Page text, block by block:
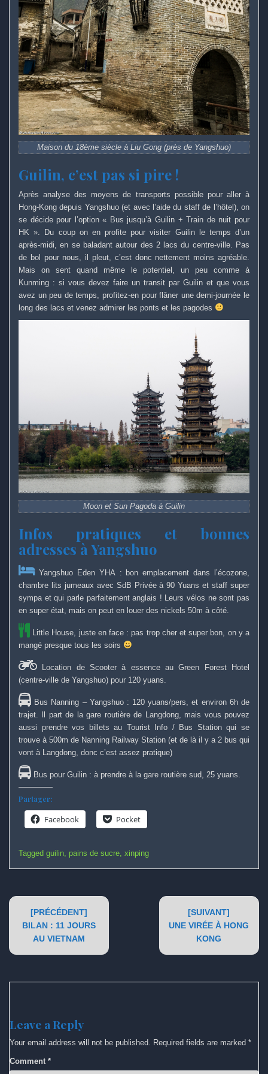
Maison du 18ème siècle à Liu Gong (près de Yangshuo)
Guilin, c’est pas si pire !
Après analyse des moyens de transports possible pour aller à
Hong-Kong depuis Yangshuo (et avec l’aide du staff de l’hôtel), on
se décide pour l’option « Bus jusqu’à Guilin + Train de nuit pour
HK ». Du coup on en profite pour visiter Guilin le temps d’un
après-midi, en se baladant autour des 2 lacs du centre-ville. Pas
de bol pour nous, il pleut, c’est donc nettement moins agréable.
Mais on sent quand même le potentiel, un peu comme à
Kunming : si vous devez faire un transit par Guilin et que vous
avez un peu de temps, profitez-en pour flâner une demi-journée le
long des lacs et venez admirer les ponts et les pagodes
Moon et Sun Pagoda à Guilin
Infos pratiques et bonnes
adresses à Yangshuo
Yangshuo Eden YHA : bon emplacement dans l’écozone,
chambre lits jumeaux avec SdB Privée à 90 Yuans et staff super
sympa et qui parle parfaitement anglais ! Leurs vélos ne sont pas
en super état, mais on peut en louer des nickels 50m à côté.
Little House, juste en face : pas trop cher et super bon, on y a
mangé presque tous les soirs
Location de Scooter à essence au Green Forest Hotel
(centre-ville de Yangshuo) pour 120 yuans.
Bus Nanning – Yangshuo : 120 yuans/pers, et environ 6h de
trajet. Il part de la gare routière de Langdong, mais vous pouvez
aussi prendre vos billets au Tourist Info / Bus Station qui se
trouve à 500m de Nanning Railway Station (et de là il y a 2 bus qui
vont à Langdong, donc c’est assez pratique)
Bus pour Guilin : à prendre à la gare routière sud, 25 yuans.
Partager:
Facebook Pocket
Tagged guilin pains de sucre xinping
Post
navigation
[PRÉCÉDENT]
BILAN : 11 JOURS
AU VIETNAM
[SUIVANT]
UNE VIRÉE À HONG
KONG
Leave a Reply
Your email address will not be published. Required fields are marked *
Comment *